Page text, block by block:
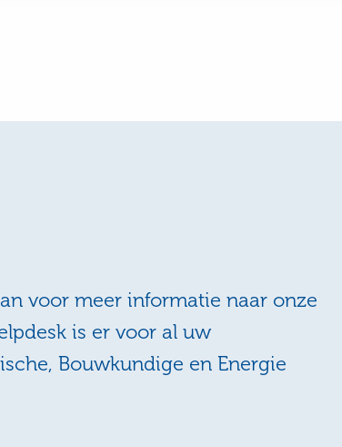
voor meer informatie naar onze
is er voor al uw
Bouwkundige en Energie